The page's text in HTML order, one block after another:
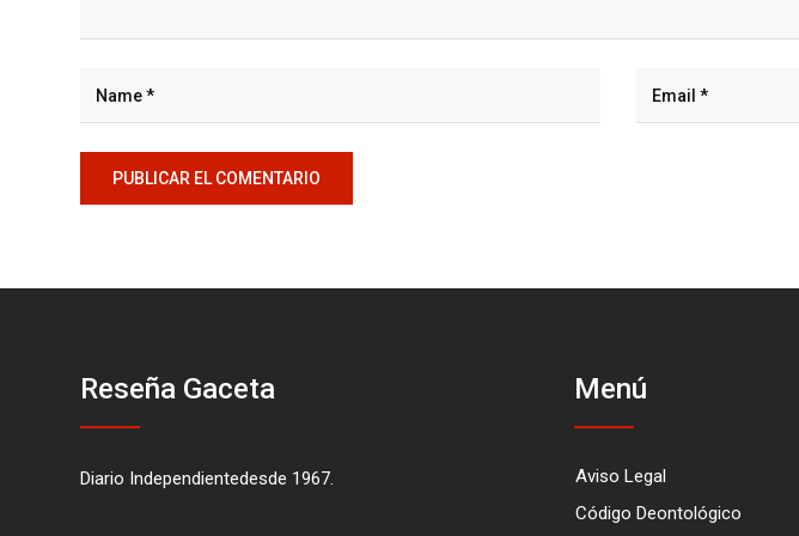
Reseña Gaceta
Diario Independientedesde 1967.
Menú
Aviso Legal
Código Deontológico